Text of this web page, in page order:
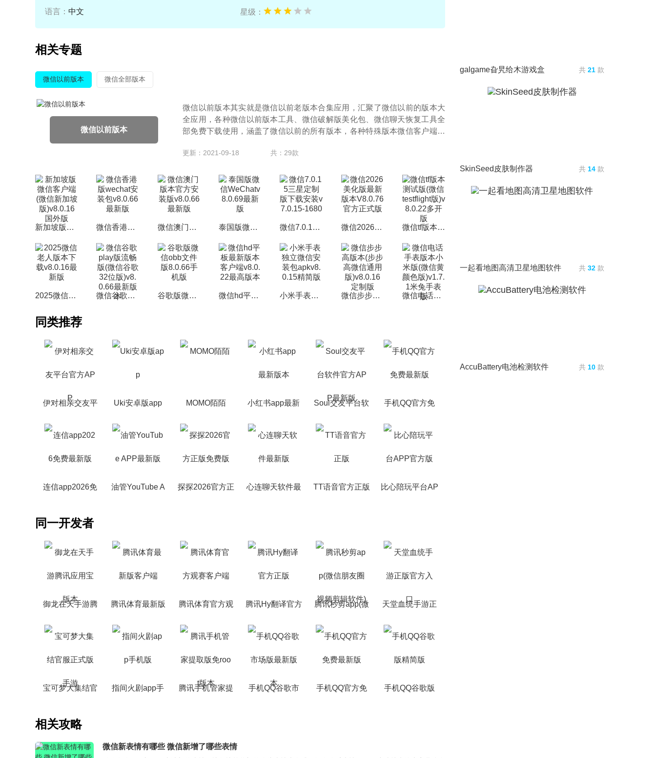
语言： 中文 星级：
相关专题
微信以前版本 微信全部版本
微信以前版本
微信以前版本其实就是微信以前老版本合集应用，汇聚了微信以前的版本大
全应用，各种微信以前版本工具、微信破解版美化包、微信聊天恢复工具全
部免费下载使用，涵盖了微信以前的所有版本，各种特殊版本微信客户端都
更新：2021-09-18 共：29款
新加坡版微信客户端(微信新加坡版)v8.0.16国外版 微信香港版wechat安装包v8.0.66最新版 微信澳门版本官方安装版v8.0.66最新版 泰国版微信WeChatv8.0.69最新版 微信7.0.15三星定制版下载安装v7.0.15-1680 微信2026美化版最新版本V8.0.76官方正式版 微信tf版本测试版(微信testflight版)v8.0.22多开版
2025微信老人版本下载v8.0.16最新版 微信谷歌play版流畅版(微信谷歌32位版)v8.0.66最新版本 谷歌版微信obb文件版8.0.66手机版 微信hd平板最新版本客户端v8.0.22最高版本 小米手表独立微信安装包apkv8.0.15精简版 微信步步高版本(步步高微信通用版)v8.0.16定制版 微信电话手表版本小米版(微信黄颜色版)v1.7.1米兔手表版
同类推荐
伊对相亲交友平
台官方APP
Uki安卓版app MOMO陌陌 小红书app最新 Soul交友平台软
件官方APP最新
手机QQ官方免
连信app2026免 油管YouTube A 探探2026官方正 心连聊天软件最 TT语音官方正版 比心陪玩平台AP
同一开发者
御龙在天手游腾
讯应用宝版本
腾讯体育最新版 腾讯体育官方观 腾讯Hy翻译官方 腾讯秒剪app(微
信朋友圈视频剪
天堂血统手游正
版官方入口
宝可梦大集结官 指间火剧app手 腾讯手机管家提 手机QQ谷歌市 手机QQ官方免 手机QQ谷歌版
相关攻略
微信新表情有哪些 微信新增了哪些表情
galgame旮旯给木游戏盒 共 21 款
SkinSeed皮肤制作器 共 14 款
一起看地图高清卫星地图软件 共 32 款
AccuBattery电池检测软件 共 10 款